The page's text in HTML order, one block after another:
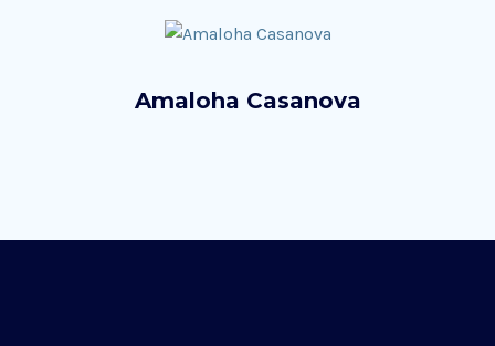
Amaloha Casanova